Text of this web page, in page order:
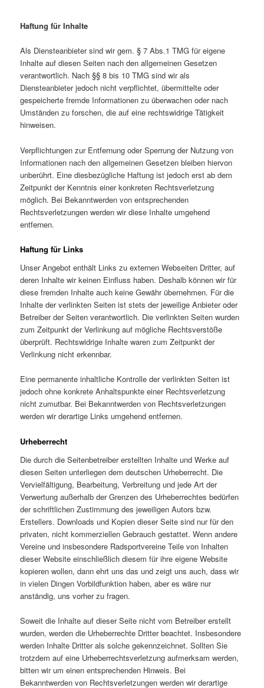
Haftung für Inhalte
Als Diensteanbieter sind wir gem. § 7 Abs.1 TMG für eigene
Inhalte auf diesen Seiten nach den allgemeinen Gesetzen
verantwortlich. Nach §§ 8 bis 10 TMG sind wir als
Diensteanbieter jedoch nicht verpflichtet, übermittelte oder
gespeicherte fremde Informationen zu überwachen oder nach
Umständen zu forschen, die auf eine rechtswidrige Tätigkeit
hinweisen.
Verpflichtungen zur Entfernung oder Sperrung der Nutzung von
Informationen nach den allgemeinen Gesetzen bleiben hiervon
unberührt. Eine diesbezügliche Haftung ist jedoch erst ab dem
Zeitpunkt der Kenntnis einer konkreten Rechtsverletzung
möglich. Bei Bekanntwerden von entsprechenden
Rechtsverletzungen werden wir diese Inhalte umgehend
entfernen.
Haftung für Links
Unser Angebot enthält Links zu externen Webseiten Dritter, auf
deren Inhalte wir keinen Einfluss haben. Deshalb können wir für
diese fremden Inhalte auch keine Gewähr übernehmen. Für die
Inhalte der verlinkten Seiten ist stets der jeweilige Anbieter oder
Betreiber der Seiten verantwortlich. Die verlinkten Seiten wurden
zum Zeitpunkt der Verlinkung auf mögliche Rechtsverstöße
überprüft. Rechtswidrige Inhalte waren zum Zeitpunkt der
Verlinkung nicht erkennbar.
Eine permanente inhaltliche Kontrolle der verlinkten Seiten ist
jedoch ohne konkrete Anhaltspunkte einer Rechtsverletzung
nicht zumutbar. Bei Bekanntwerden von Rechtsverletzungen
werden wir derartige Links umgehend entfernen.
Urheberrecht
Die durch die Seitenbetreiber erstellten Inhalte und Werke auf
diesen Seiten unterliegen dem deutschen Urheberrecht. Die
Vervielfältigung, Bearbeitung, Verbreitung und jede Art der
Verwertung außerhalb der Grenzen des Urheberrechtes bedürfen
der schriftlichen Zustimmung des jeweiligen Autors bzw.
Erstellers. Downloads und Kopien dieser Seite sind nur für den
privaten, nicht kommerziellen Gebrauch gestattet. Wenn andere
Vereine und insbesondere Radsportvereine Teile von Inhalten
dieser Website einschließlich diesem für ihre eigene Website
kopieren wollen, dann ehrt uns das und zeigt uns auch, dass wir
in vielen Dingen Vorbildfunktion haben, aber es wäre nur
anständig, uns vorher zu fragen.
Soweitdie Inhalte auf dieser Seite nicht vom Betreiber erstellt
wurden, werden die Urheberrechte Dritter beachtet. Insbesondere
werden Inhalte Dritter als solche gekennzeichnet. Sollten Sie
trotzdem auf eine Urheberrechtsverletzung aufmerksam werden,
bitten wir um einen entsprechenden Hinweis. Bei
Bekanntwerdenvon Rechtsverletzungen werden wir derartige